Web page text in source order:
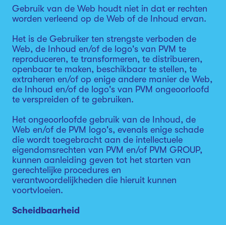
Gebruik van de Web houdt niet in dat er rechten
worden verleend op de Web of de Inhoud ervan.
Het is de Gebruiker ten strengste verboden de
Web, de Inhoud en/of de logo's van PVM te
reproduceren, te transformeren, te distribueren,
openbaar te maken, beschikbaar te stellen, te
extraheren en/of op enige andere manier de Web,
de Inhoud en/of de logo's van PVM ongeoorloofd
te verspreiden of te gebruiken.
Het ongeoorloofde gebruik van de Inhoud, de
Web en/of de PVM logo's, evenals enige schade
die wordt toegebracht aan de intellectuele
eigendomsrechten van PVM en/of PVM GROUP,
kunnen aanleiding geven tot het starten van
gerechtelijke procedures en
verantwoordelijkheden die hieruit kunnen
voortvloeien.
Scheidbaarheid